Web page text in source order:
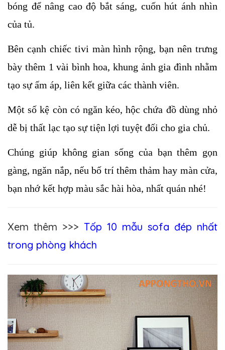
bóng để nâng cao độ bắt sáng, cuốn hút ánh nhìn
của tủ.
Bên cạnh chiếc tivi màn hình rộng, bạn nên trưng
bày thêm 1 vài bình hoa, khung ảnh gia đình nhằm
tạo sự ấm áp, liên kết giữa các thành viên.
Một số kệ còn có ngăn kéo, hộc chứa đồ dùng nhỏ
dễ bị thất lạc tạo sự tiện lợi tuyệt đối cho gia chủ.
Chúng giúp không gian sống của bạn thêm gọn
gàng, ngăn nắp, nếu bố trí thêm thảm hay màn cửa,
bạn nhớ kết hợp màu sắc hài hòa, nhất quán nhé!
Xem thêm >>> Tốp 10 mẫu sofa đép nhất
trong phòng khách